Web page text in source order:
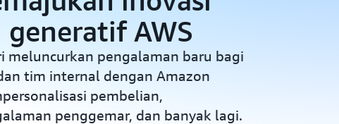
AWS
meluncurkan pengalaman baru bagi
tim internal dengan Amazon
pembelian,
penggemar, dan banyak lagi.